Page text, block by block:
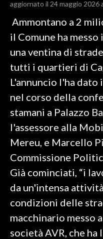
CALCIO REGIONALE
BASKET
VOLLEY
MOTORI
TENNIS
ALTRI SPORT
CULTURA
SPETTACOLI
SALUTE
SARDEGNA TURISMO
SARDI NEL MONDO
aggiornato il 24 maggio 2026
Ammontano a 2
il Comune ha
una ventina di
tutti i quartieri di
L'annuncio l'ha dato
nel corso della
stamani a Palazzo
l'assessore alla
Mereu, e Marcello
Commissione
Già cominciati, “i
da un'intensa
condizioni delle
macchinario messo
società AVR, che